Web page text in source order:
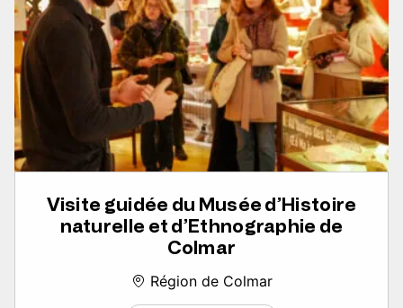
Visite guidée du Musée d’Histoire
naturelle et d’Ethnographie de
Colmar
Région de Colmar